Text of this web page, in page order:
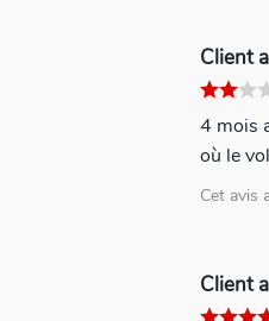
Client
4 mois
où le
Cet avis
Client